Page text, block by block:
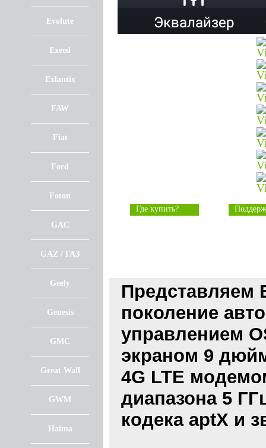
Evolute
Exeed
Exlantix
FAW
Fiat
Ford
Foton
GAC
GAZ / ГАЗ
Geely
Genesis
GMC
Great Wall
GWM
Haima
Где купить?
поколение
управлением
экраном 9
4G LTE
диапазона 5
кодека aptX и